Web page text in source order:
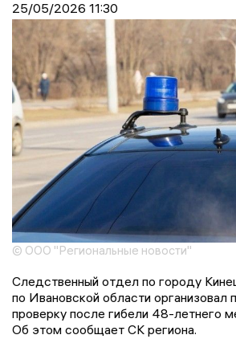
25/05/2026 11:30
© ООО "Региональные новости"
Следственный отдел по городу
по Ивановской области организовал
проверку после гибели 48-летнего
Об этом сообщает СК региона.